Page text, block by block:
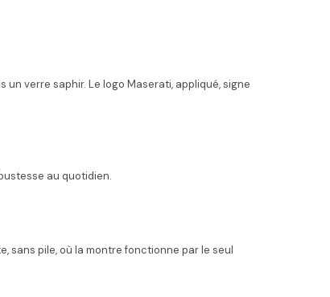
verre saphir. Le logo Maserati, appliqué, signe
au quotidien.
sans pile, où la montre fonctionne par le seul